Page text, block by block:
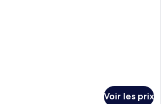
Voir les prix